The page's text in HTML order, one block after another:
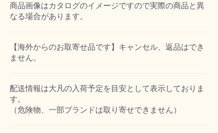
商品画像はカタログのイメージですので実際の商品と異
なる場合があります。
【海外からのお取寄せ品です】キャンセル、返品はでき
ません。
配送情報は大凡の入荷予定を目安として表示しておりま
す。
（危険物、一部ブランドは取り寄せできません）